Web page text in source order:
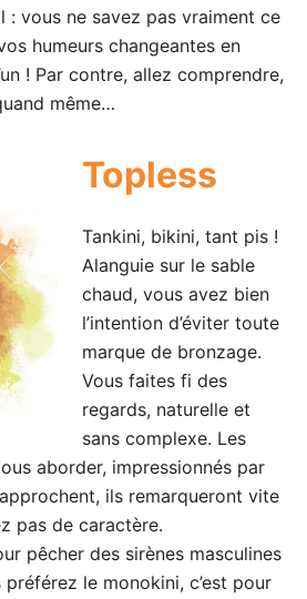
: vous ne savez pas vraiment ce
humeurs changeantes en
! Par contre, allez comprendre,
même…
Topless
Tankini, bikini, tant pis !
Alanguie sur le sable
chaud, vous avez bien
l’intention d’éviter toute
marque de bronzage.
Vous faites fi des
regards, naturelle et
sans complexe. Les
aborder, impressionnés par
ils remarqueront vite
pas de caractère.
pêcher des sirènes masculines
le monokini, c’est pour